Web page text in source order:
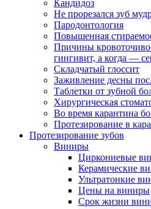
Кандидоз
Не прорезался зуб
Пародонтология
Повышенная
Причины
гингивит, а когда —
Складчатый глоссит
Заживление десны
Таблетки от зубной
Хирургическая
Во время карантина
Протезирование в
Протезирование зубов
Виниры
Циркониевые
Керамические
Ультратонкие
Цены на виниры
Срок жизни